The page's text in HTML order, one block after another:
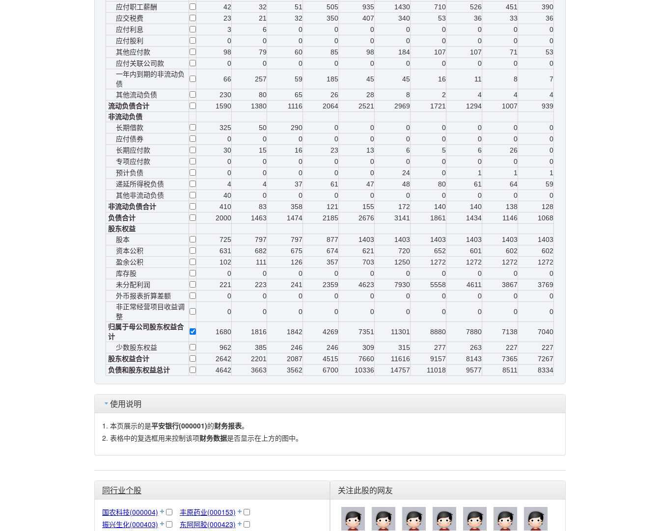
应付职工薪酬
42 32 51 505 935 1430 710 526 451
390
应交税费
23 21 32 350 407 340 53 36 33
36
应付利息
3 6 0 0 0 0 0 0 0
0
应付股利
0 0 0 0 0 0 0 0 0
0
其他应付款
98 79 60 85 98 184 107 107 71
53
应付关联公司款
0 0 0 0 0 0 0 0 0
0
一年内到期的非流动负
债
66 257 59 185 45 45 16 11 8
7
其他流动负债
230 80 65 26 28 8 2 4 4
4
流动负债合计
1590 1380 1116 2064 2521 2969 1721 1294 1007
939
非流动负债
长期借款
325 50 290 0 0 0 0 0 0
0
应付债券
0 0 0 0 0 0 0 0 0
0
长期应付款
30 15 16 23 13 6 5 6 26
0
专项应付款
0 0 0 0 0 0 0 0 0
0
预计负债
0 0 0 0 0 24 0 1 1
1
递延所得税负债
4 4 37 61 47 48 80 61 64
59
其他非流动负债
40 0 0 0 0 0 0 0 0
0
非流动负债合计
410 83 358 121 155 172 140 140 138
128
负债合计
2000 1463 1474 2185 2676 3141 1861 1434 1146
1068
股东权益
股本
725 797 797 877 1403 1403 1403 1403 1403
1403
资本公积
631 682 675 674 621 720 652 601 602
602
盈余公积
102 111 126 357 703 1250 1272 1272 1272
1272
库存股
0 0 0 0 0 0 0 0 0
0
未分配利润
221 223 241 2359 4623 7930 5558 4611 3867
3769
外币报表折算差额
0 0 0 0 0 0 0 0 0
0
非正常经营项目收益调
整
0 0 0 0 0 0 0 0 0
0
归属于母公司股东权益合
计
1680 1816 1842 4269 7351 11301 8880 7880 7138
7040
少数股东权益
962 385 246 246 309 315 277 263 227
227
股东权益合计
2642 2201 2087 4515 7660 11616 9157 8143 7365
7267
负债和股东权益总计
4642 3663 3562 6700 10336 14757 11018 9577 8511 8334
使用说明
本页展示的是平安银行(000001)的财务报表。
表格中的复选框用来控制该项财务数据是否显示在上方的图中。
同行业个股
国农科技(000004)
丰原药业(000153)
振兴生化(000403)
东阿阿胶(000423)
关注此股的网友